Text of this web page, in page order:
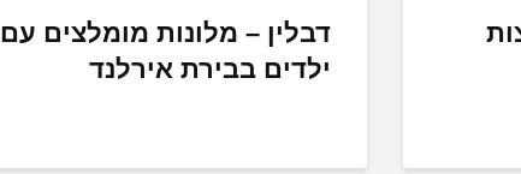
דבלין – מלונות מומלצים עם
ילדים בבירת אירלנד